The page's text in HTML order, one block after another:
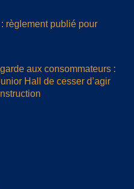
règlement publié pour
aux consommateurs :
Hall de cesser d’agir